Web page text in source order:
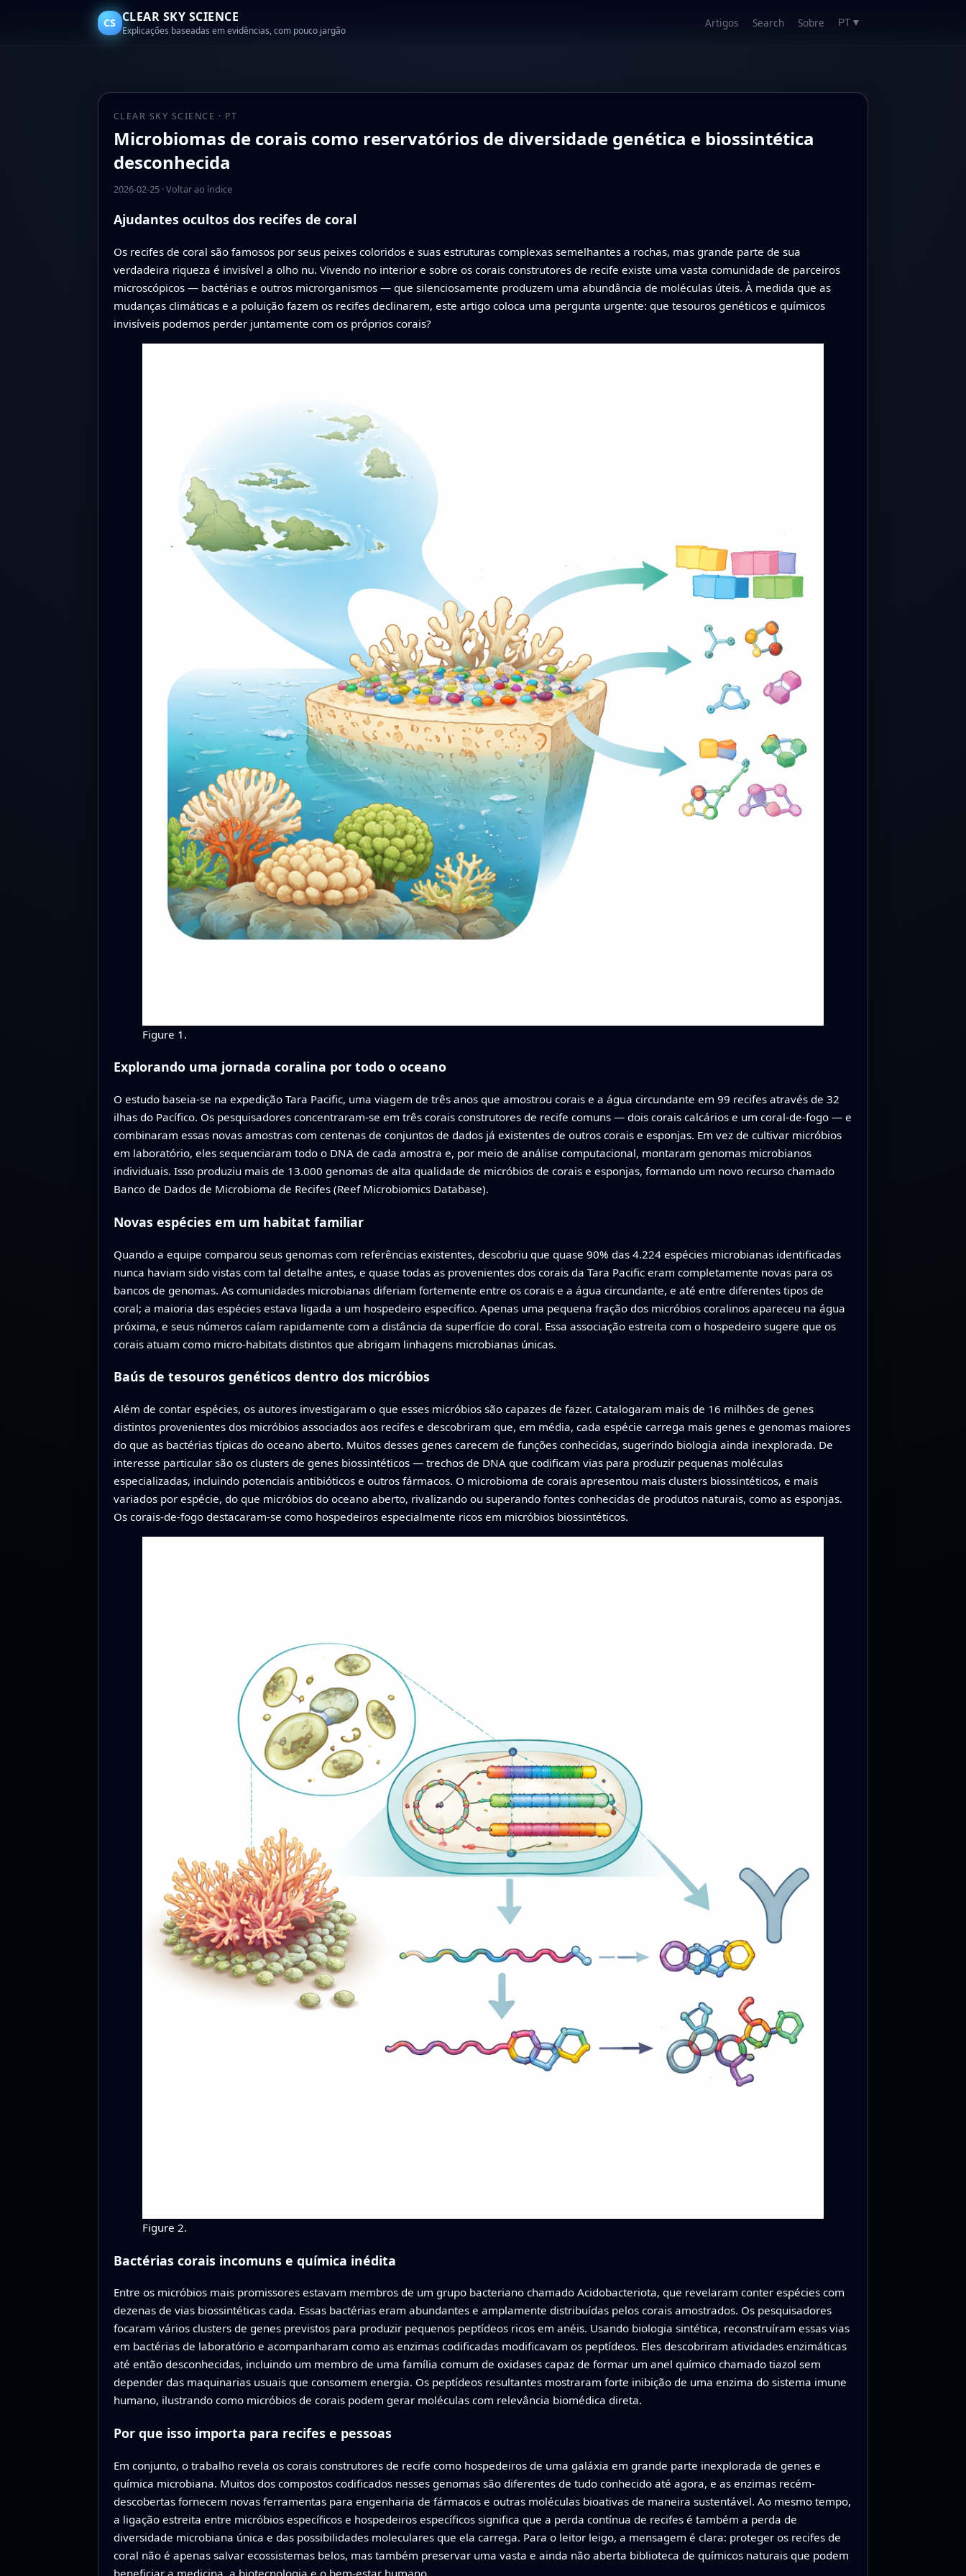
CS CLEAR SKY SCIENCE
Explicações baseadas em evidências, com pouco jargão
Artigos Search Sobre PT ▼
CLEAR SKY SCIENCE · PT
Microbiomas de corais como reservatórios de diversidade genética e biossintética
desconhecida
2026-02-25·Voltar ao índice
Ajudantes ocultos dos recifes de coral
Os recifes de coral são famosos por seus peixes coloridos e suas estruturas complexas semelhantes a rochas, mas grande parte de sua
verdadeira riqueza é invisível a olho nu. Vivendo no interior e sobre os corais construtores de recife existe uma vasta comunidade de parceiros
microscópicos — bactérias e outros microrganismos — que silenciosamente produzem uma abundância de moléculas úteis. À medida que as
mudanças climáticas e a poluição fazem os recifes declinarem, este artigo coloca uma pergunta urgente: que tesouros genéticos e químicos
invisíveis podemos perder juntamente com os próprios corais?
Figure 1.
Explorando uma jornada coralina por todo o oceano
O estudo baseia-se na expedição Tara Pacific, uma viagem de três anos que amostrou corais e a água circundante em 99 recifes através de 32
ilhas do Pacífico. Os pesquisadores concentraram-se em três corais construtores de recife comuns — dois corais calcários e um coral-de-fogo — e
combinaram essas novas amostras com centenas de conjuntos de dados já existentes de outros corais e esponjas. Em vez de cultivar micróbios
em laboratório, eles sequenciaram todo o DNA de cada amostra e, por meio de análise computacional, montaram genomas microbianos
individuais. Isso produziu mais de 13.000 genomas de alta qualidade de micróbios de corais e esponjas, formando um novo recurso chamado
Banco de Dados de Microbioma de Recifes (Reef Microbiomics Database).
Novas espécies em um habitat familiar
Quando a equipe comparou seus genomas com referências existentes, descobriu que quase 90% das 4.224 espécies microbianas identificadas
nunca haviam sido vistas com tal detalhe antes, e quase todas as provenientes dos corais da Tara Pacific eram completamente novas para os
bancos de genomas. As comunidades microbianas diferiam fortemente entre os corais e a água circundante, e até entre diferentes tipos de
coral; a maioria das espécies estava ligada a um hospedeiro específico. Apenas uma pequena fração dos micróbios coralinos apareceu na água
próxima, e seus números caíam rapidamente com a distância da superfície do coral. Essa associação estreita com o hospedeiro sugere que os
corais atuam como micro-habitats distintos que abrigam linhagens microbianas únicas.
Baús de tesouros genéticos dentro dos micróbios
Além de contar espécies, os autores investigaram o que esses micróbios são capazes de fazer. Catalogaram mais de 16 milhões de genes
distintos provenientes dos micróbios associados aos recifes e descobriram que, em média, cada espécie carrega mais genes e genomas maiores
do que as bactérias típicas do oceano aberto. Muitos desses genes carecem de funções conhecidas, sugerindo biologia ainda inexplorada. De
interesse particular são os clusters de genes biossintéticos — trechos de DNA que codificam vias para produzir pequenas moléculas
especializadas, incluindo potenciais antibióticos e outros fármacos. O microbioma de corais apresentou mais clusters biossintéticos, e mais
variados por espécie, do que micróbios do oceano aberto, rivalizando ou superando fontes conhecidas de produtos naturais, como as esponjas.
Os corais-de-fogo destacaram-se como hospedeiros especialmente ricos em micróbios biossintéticos.
Figure 2.
Bactérias corais incomuns e química inédita
Entre os micróbios mais promissores estavam membros de um grupo bacteriano chamado Acidobacteriota, que revelaram conter espécies com
dezenas de vias biossintéticas cada. Essas bactérias eram abundantes e amplamente distribuídas pelos corais amostrados. Os pesquisadores
focaram vários clusters de genes previstos para produzir pequenos peptídeos ricos em anéis. Usando biologia sintética, reconstruíram essas vias
em bactérias de laboratório e acompanharam como as enzimas codificadas modificavam os peptídeos. Eles descobriram atividades enzimáticas
até então desconhecidas, incluindo um membro de uma família comum de oxidases capaz de formar um anel químico chamado tiazol sem
depender das maquinarias usuais que consomem energia. Os peptídeos resultantes mostraram forte inibição de uma enzima do sistema imune
humano, ilustrando como micróbios de corais podem gerar moléculas com relevância biomédica direta.
Por que isso importa para recifes e pessoas
Em conjunto, o trabalho revela os corais construtores de recife como hospedeiros de uma galáxia em grande parte inexplorada de genes e
química microbiana. Muitos dos compostos codificados nesses genomas são diferentes de tudo conhecido até agora, e as enzimas recém-
descobertas fornecem novas ferramentas para engenharia de fármacos e outras moléculas bioativas de maneira sustentável. Ao mesmo tempo,
a ligação estreita entre micróbios específicos e hospedeiros específicos significa que a perda contínua de recifes é também a perda de
diversidade microbiana única e das possibilidades moleculares que ela carrega. Para o leitor leigo, a mensagem é clara: proteger os recifes de
coral não é apenas salvar ecossistemas belos, mas também preservar uma vasta e ainda não aberta biblioteca de químicos naturais que podem
beneficiar a medicina, a biotecnologia e o bem-estar humano.